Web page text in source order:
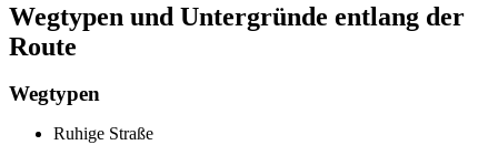
Wegtypen und Untergründe entlang der
Route
Wegtypen
Ruhige Straße